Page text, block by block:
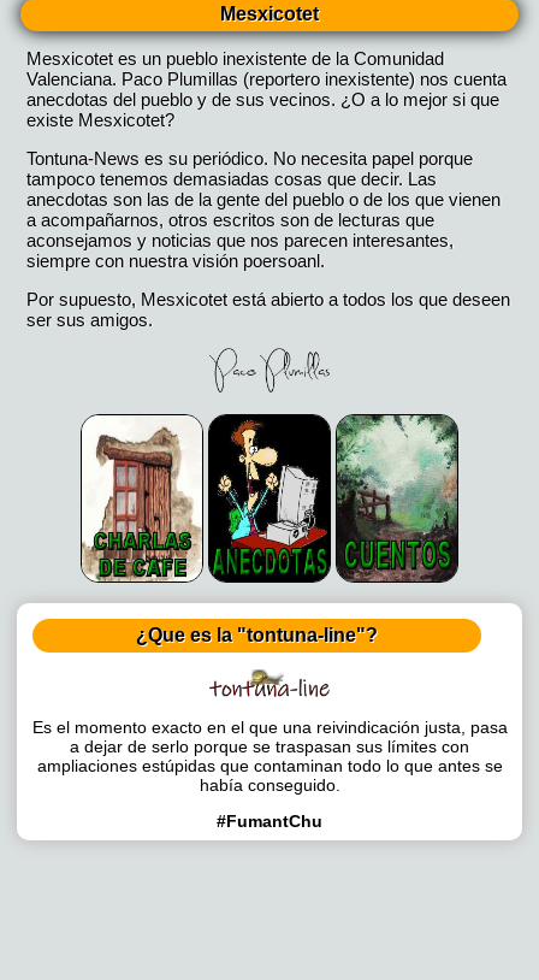
Mesxicotet
Mesxicotet es un pueblo inexistente de la Comunidad
Valenciana. Paco Plumillas (reportero inexistente) nos cuenta
anecdotas del pueblo y de sus vecinos. ¿O a lo mejor si que
existe Mesxicotet?
Tontuna-News es su periódico. No necesita papel porque
tampoco tenemos demasiadas cosas que decir. Las
anecdotas son las de la gente del pueblo o de los que vienen
a acompañarnos, otros escritos son de lecturas que
aconsejamos y noticias que nos parecen interesantes,
siempre con nuestra visión poersoanl.
Por supuesto, Mesxicotet está abierto a todos los que deseen
ser sus amigos.
¿Que es la "tontuna-line"?
Es el momento exacto en el que una reivindicación justa, pasa
a dejar de serlo porque se traspasan sus límites con
ampliaciones estúpidas que contaminan todo lo que antes se
había conseguido.
#FumantChu